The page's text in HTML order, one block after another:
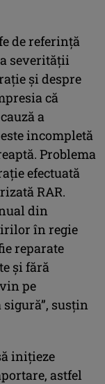
de referinţă
severităţii
şi despre
că
a
incompletă
Problema
efectuată
RAR.
din
în regie
reparate
şi fără
pe
susţin
iniţieze
astfel